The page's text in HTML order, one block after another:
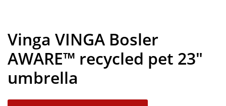
Vinga VINGA Bosler
AWARE™ recycled pet 23″
umbrella